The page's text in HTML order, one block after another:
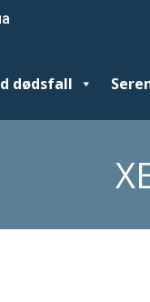
dødsfallSeremoni